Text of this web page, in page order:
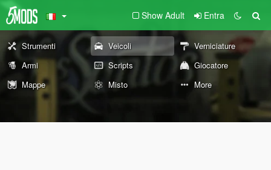
Show Adult Entra
Strumenti Veicoli
Verniciature
Armi
Scripts
Giocatore
Mappe
Misto More